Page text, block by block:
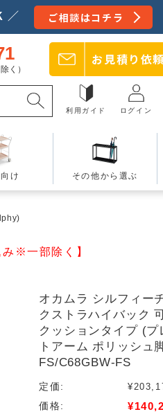
／ ご相談はコチラ
く）
お見積り依
利用ガイド ログイン
け その他から選ぶ
※一部除く】
オカムラ シルフィー
クストラハイバック
クッションタイプ (プ
トアーム ポリッシュ
FS/C68GBW-FS
定価:
価格: